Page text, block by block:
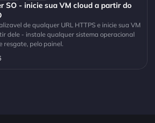
SO - inicie sua VM cloud a partir do
de qualquer URL HTTPS e inicie sua VM
dele - instale qualquer sistema operacional
resgate, pelo painel.